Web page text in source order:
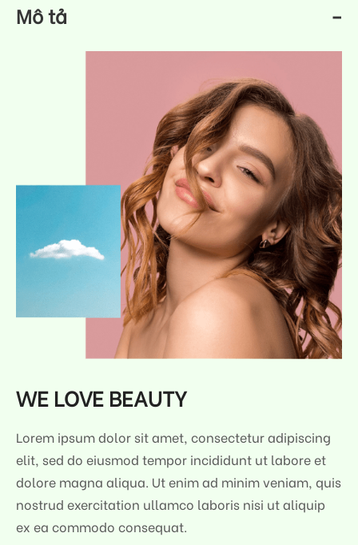
Mô tả
WE LOVE BEAUTY
Lorem ipsum dolor sit amet, consectetur adipiscing
elit, sed do eiusmod tempor incididunt ut labore et
dolore magna aliqua. Ut enim ad minim veniam, quis
nostrud exercitation ullamco laboris nisi ut aliquip
ex ea commodo consequat.